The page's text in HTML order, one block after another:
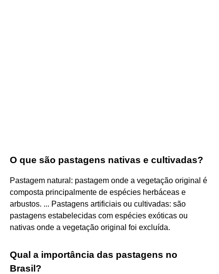
O que são pastagens nativas e cultivadas?
Pastagem natural: pastagem onde a vegetação original é
composta principalmente de espécies herbáceas e
arbustos. ... Pastagens artificiais ou cultivadas: são
pastagens estabelecidas com espécies exóticas ou
nativas onde a vegetação original foi excluída.
Qual a importância das pastagens no
Brasil?